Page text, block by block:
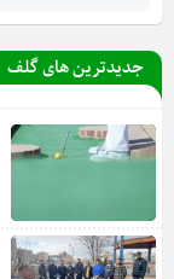
جدیدترین های گلف